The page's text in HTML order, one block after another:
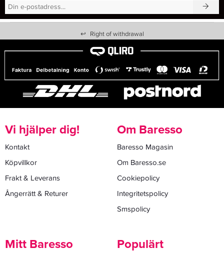
↩ Right of withdrawal
Vi hjälper dig!
Kontakt
Köpvillkor
Frakt & Leverans
Ångerrätt & Returer
Om Baresso
Baresso Magasin
Om Baresso.se
Cookiepolicy
Integritetspolicy
Smspolicy
Mitt Baresso Populärt